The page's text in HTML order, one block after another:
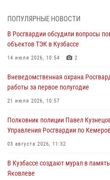
07 августа 2026, 05:32
С 1 сентября 2026 года вступает в
частной охранной деятельности
06 августа 2026, 10:19
Росгвардейцы задержали
ножевого ранения кемеровчанину
06 августа 2026, 09:18
Росгвардейцы задержали
горожанки
06 августа 2026, 08:17
Росгвардейцы пресекли
новокузнечанку от агрессивного
ПОПУЛЯРНЫЕ НОВОСТИ
В Росгвардии обсудили вопросы
объектов ТЭК в Кузбассе
14 июля 2026, 10:54 2
Вневедомственная охрана
работы за первое полугодие
21 июля 2026, 10:57
Полковник полиции Павел
Управления Росгвардии по
03 августа 2026, 11:32
В Кузбассе создают мурал в
Яковлеве